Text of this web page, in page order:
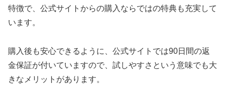
特徴で、公式サイトからの購入ならではの特典も充実して
います。
購入後も安心できるように、公式サイトでは90日間の返
金保証が付いていますので、試しやすさという意味でも大
きなメリットがあります。